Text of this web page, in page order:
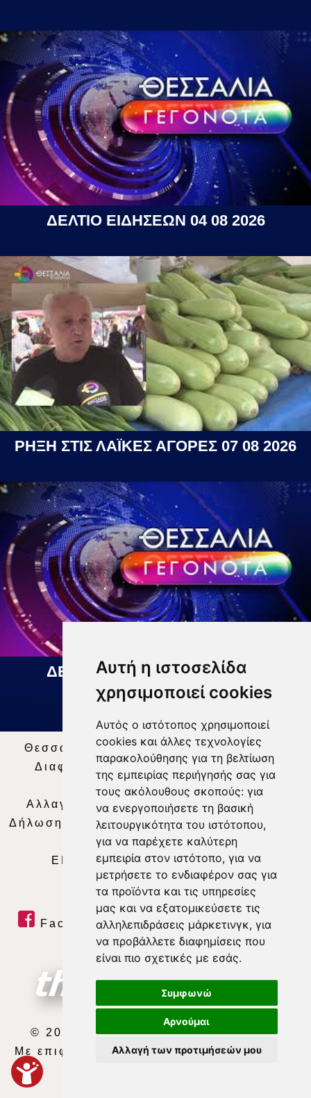
Αυτή η ιστοσελίδα
χρησιμοποιεί cookies
Αυτός ο ιστότοπος χρησιμοποιεί
cookies και άλλες τεχνολογίες
παρακολούθησης για τη βελτίωση
της εμπειρίας περιήγησής σας για
τους ακόλουθους σκοπούς: για
να ενεργοποιήσετε τη βασική
λειτουργικότητα του ιστότοπου,
για να παρέχετε καλύτερη
εμπειρία στον ιστότοπο, για να
μετρήσετε το ενδιαφέρον σας για
τα προϊόντα και τις υπηρεσίες
μας και να εξατομικεύσετε τις
αλληλεπιδράσεις μάρκετινγκ, για
να προβάλλετε διαφημίσεις που
είναι πιο σχετικές με εσάς.
Συμφωνώ
Αρνούμαι
Αλλαγή των προτιμήσεών μου
ΔΕΛΤΙΟ ΕΙΔΗΣΕΩΝ 04 08 2026
ΡΗΞΗ ΣΤΙΣ ΛΑΪΚΕΣ ΑΓΟΡΕΣ 07 08 2026
ΔΕΛΤΙΟ ΕΙΔΗΣΕΩΝ 05 08 2026
Θεσσαλία Τηλεόραση|SNG Services
Διαφήμιση | Όροι Χρήσης |Δήλωση
Απορρήτου |
Περιεχόμενο
Αλλαγή Προτιμήσεων για τα Cookies
Δήλωση συμμόρφωσης με τη σύσταση (ΕΕ)
2018/334|Ταυτότητα
ΕΝΗΜΕΡΩΣΗ |WEB TV| LIVE
Facebook| Twitter | Youtube
RSS Feed
© 2026 ΘΕΣΣΑΛΙΑ ΤΗΛΕΟΡΑΣΗ Α.Ε.
Με επιφύλαξη κάθε νόμιμου δικαιώματος.